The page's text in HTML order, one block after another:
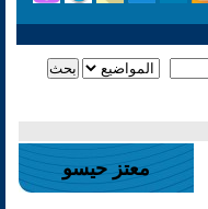
معتز حيسو